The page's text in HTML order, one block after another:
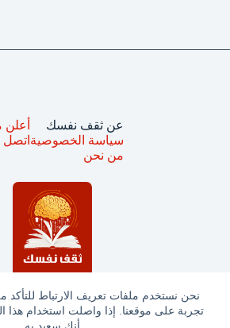
نحن نستخدم ملفات تعريف الارتباط للتأكد
تجربة على موقعنا. إذا واصلت استخدام
جميع الحقوق محفوظة © ثقف
عن ثقف نفسك
سياسة الخصوصية
من نحن
أعلن
اتصل